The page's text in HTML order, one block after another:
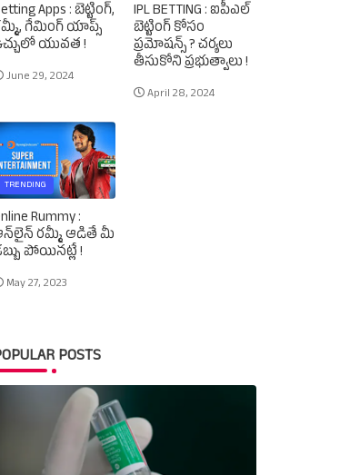
Apps : బెట్టింగ్‌,
గేమింగ్‌ యాప్స్‌
యువత !
June 29, 2024
IPL BETTING : ఐపీఎల్‌
బెట్టింగ్‌ కోసం
ప్రమోషన్స్‌ ? చర్యలు
తీసుకోని ప్రభుత్వాలు !
April 28, 2024
TRENDING
Rummy :
రమ్మీ ఆడితే మీ
పోయినట్లే !
May 27, 2023
POSTS